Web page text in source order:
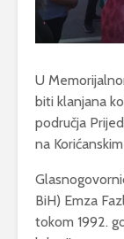
U
biti klanjana
područja
na
BiH) Emza
tokom 1992.